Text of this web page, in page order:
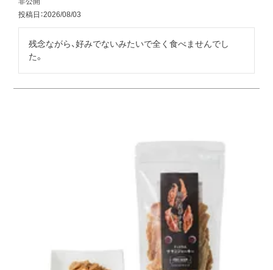
投稿日 2026/08/03
残念ながら、好みでないみたいで全く食べませんでし
た。